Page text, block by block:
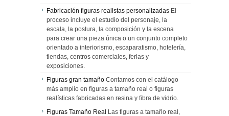
Fabricación figuras realistas personalizadas El
proceso incluye el estudio del personaje, la
escala, la postura, la composición y la escena
para crear una pieza única o un conjunto completo
orientado a interiorismo, escaparatismo, hotelería,
tiendas, centros comerciales, ferias y
exposiciones.
Figuras gran tamaño Contamos con el catálogo
más amplio en figuras a tamaño real o figuras
realísticas fabricadas en resina y fibra de vidrio.
Figuras Tamaño Real Las figuras a tamaño real,